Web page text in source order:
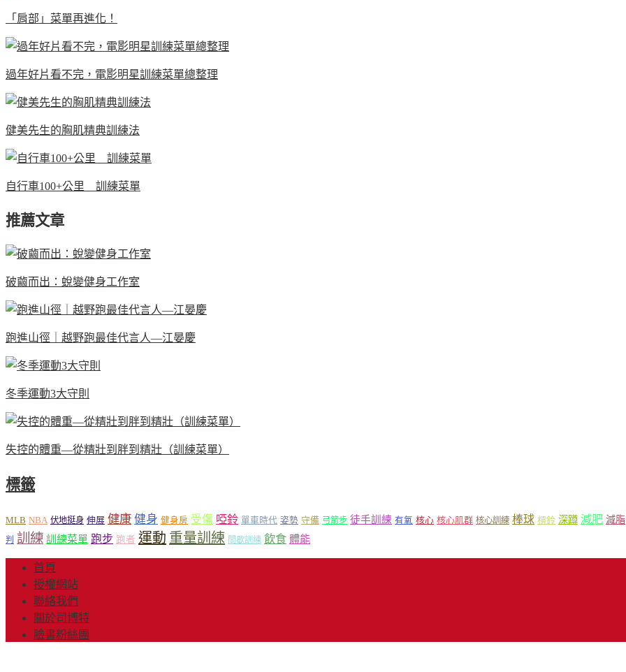
「肩部」菜單再進化！
過年好片看不完，電影明星訓練菜單總整理
健美先生的胸肌精典訓練法
自行車100+公里 訓練菜單
推薦文章
破繭而出：蛻變健身工作室
跑進山徑｜越野跑最佳代言人—江晏慶
冬季運動3大守則
失控的體重—從精壯到胖到精壯（訓練菜單）
標籤
MLB NBA 伏地挺身 伸展 健康 健身 健身房 受傷 啞鈴 單車時代 姿勢 守備 弓箭步 徒手訓練 有氧 核心 核心肌群 核心訓練 棒球 槓鈴 深蹲 減肥 減脂
判 訓練 訓練菜單 跑步 跑者 運動 重量訓練 間歇訓練 飲食 體能
首頁
授權網站
聯絡我們
關於司博特
臉書粉絲團